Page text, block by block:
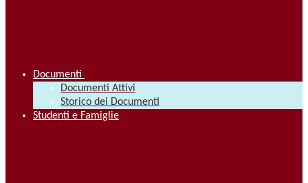
Documenti
Documenti Attivi
Storico dei Documenti
Studenti e Famiglie